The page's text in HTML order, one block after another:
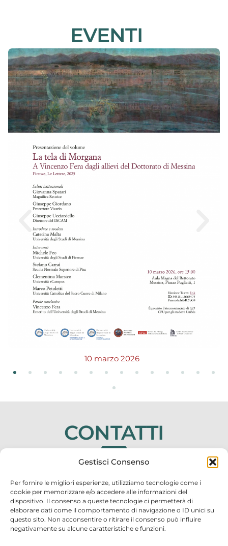
Gestisci Consenso
Per fornire le migliori esperienze, utilizziamo tecnologie come i
cookie per memorizzare e/o accedere alle informazioni del
dispositivo. Il consenso a queste tecnologie ci permetterà di
elaborare dati come il comportamento di navigazione o ID unici su
questo sito. Non acconsentire o ritirare il consenso può influire
negativamente su alcune caratteristiche e funzioni.
EVENTI
10 marzo 2026
CONTATTI
cisu@unime.it –tiacopino@unime.it